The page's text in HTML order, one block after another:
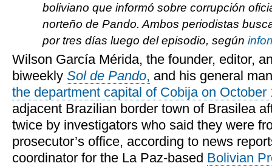
boliviano que informó sobre corrupción
norteño de Pando. Ambos periodistas
por tres días luego del episodio, según
Wilson García Mérida, the founder, editor,
biweekly Sol de Pando, and his general
the department capital of Cobija on October
adjacent Brazilian border town of Brasilea
twice by investigators who said they were
prosecutor’s office, according to news
coordinator for the La Paz-based Bolivian